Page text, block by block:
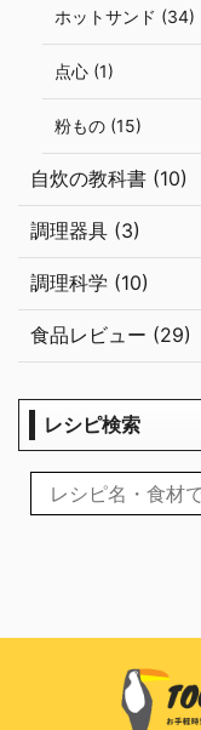
ホットサンド (34)
点心 (1)
粉もの (15)
自炊の教科書 (10)
調理器具 (3)
調理科学 (10)
食品レビュー (29)
レシピ検索